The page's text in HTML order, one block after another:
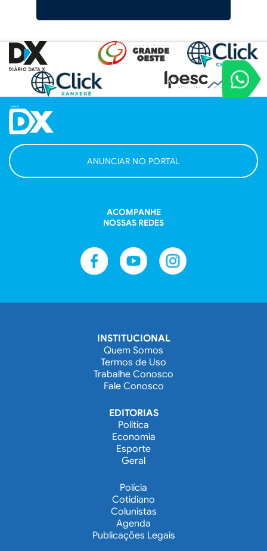
VOCÊ
Entre em
ANUNCIAR NO PORTAL
ACOMPANHE
NOSSAS REDES
INSTITUCIONAL
Quem Somos
Termos de Uso
Trabalhe Conosco
Fale Conosco
EDITORIAS
Política
Economia
Esporte
Geral
Polícia
Cotidiano
Colunistas
Agenda
Publicações Legais